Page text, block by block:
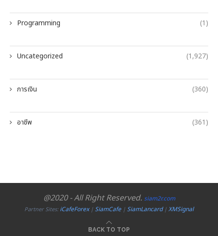
Programming (1)
Uncategorized (1,927)
การเงิน (360)
อาชีพ (361)
@2020 - All Right Reserved. siam2r.com
Partner Sites:iCafeForex|SiamCafe|SiamLancard|XMSignal
BACK TO TOP